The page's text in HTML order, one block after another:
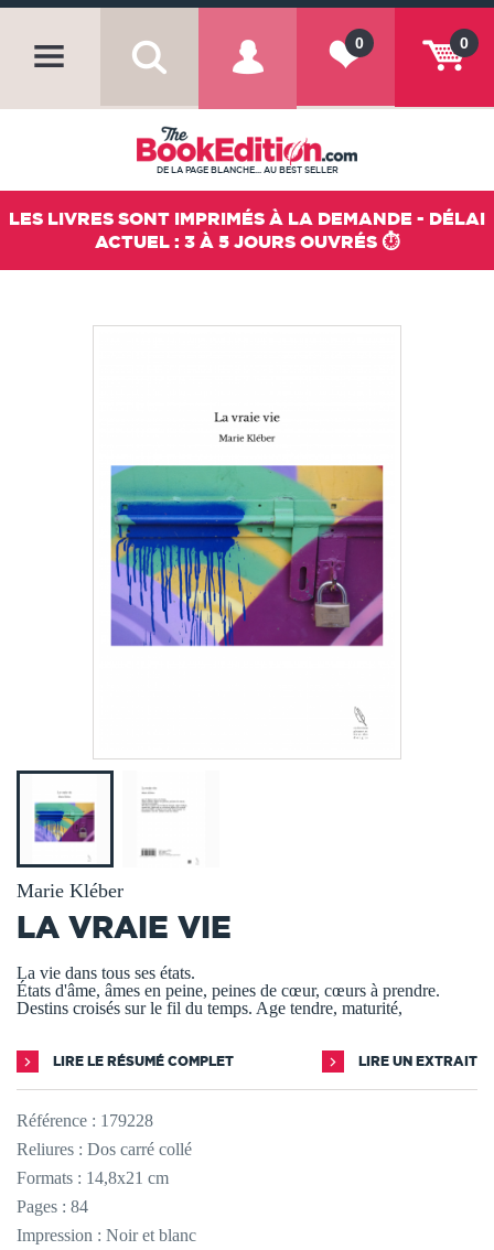
0
0
DE LA PAGE BLANCHE... AU BEST SELLER
LES LIVRES SONT IMPRIMÉS À LA DEMANDE - DÉLAI
ACTUEL : 3 À 5 JOURS OUVRÉS ⏱️
Marie Kléber
LA VRAIE VIE
La vie dans tous ses états.
États d'âme, âmes en peine, peines de cœur, cœurs à prendre.
Destins croisés sur le fil du temps. Age tendre, maturité,
LIRE LE RÉSUMÉ COMPLET LIRE UN EXTRAIT
Référence : 179228
Reliures : Dos carré collé
Formats : 14,8x21 cm
Pages : 84
Impression : Noir et blanc